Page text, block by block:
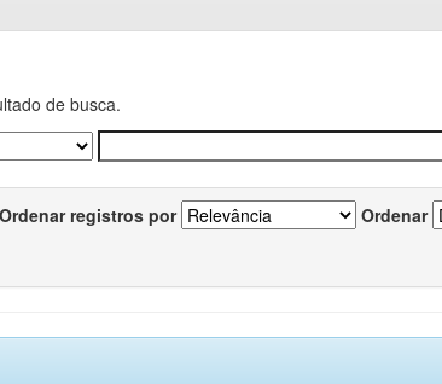
de busca.
Ordenar registros por Ordenar